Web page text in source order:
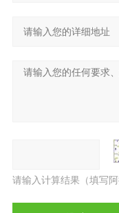
请输入计算结果（填写